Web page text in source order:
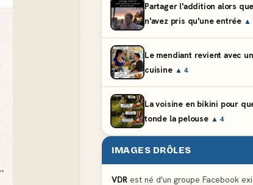
Partager l'addition alors
n'avez pris qu'une entrée ▲
Le mendiant revient avec
cuisine ▲ 4
La voisine en bikini pour
tonde la pelouse ▲ 4
IMAGES DRÔLES
VDR est né d'un groupe Facebook